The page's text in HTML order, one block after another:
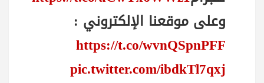
وعلى موقعنا الإلكتروني :
https://t.co/wvnQSpnPFF
pic.twitter.com/ibdkTl7qxj